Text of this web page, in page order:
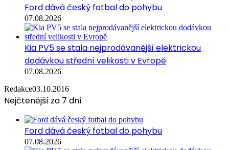
Ford dává český fotbal do pohybu
07.08.2026
Kia PV5 se stala nejprodávanější elektrickou
dodávkou střední velikosti v Evropě
07.08.2026
Redakce03.10.2016
Nejčtenější za 7 dní
Ford dává český fotbal do pohybu
07.08.2026